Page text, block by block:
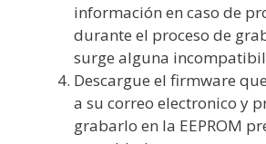
información en caso de
durante el proceso de
surge alguna
Descargue el firmware
a su correo electronico y
grabarlo en la EEPROM